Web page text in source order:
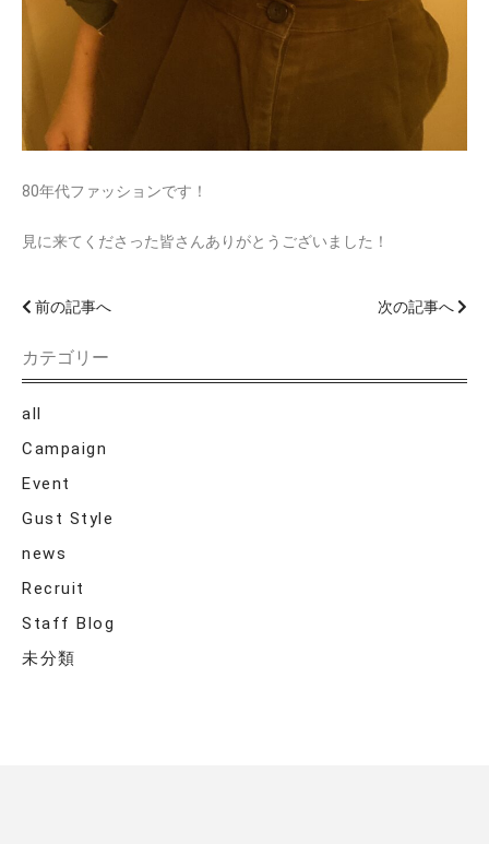
80年代ファッションです！
見に来てくださった皆さんありがとうございました！
前の記事へ 次の記事へ
カテゴリー
all
Campaign
Event
Gust Style
news
Recruit
Staff Blog
未分類